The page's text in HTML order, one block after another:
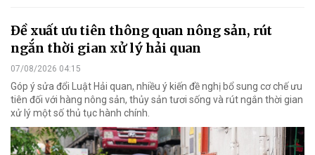
Đề xuất ưu tiên thông quan nông sản, rút
ngắn thời gian xử lý hải quan
07/08/2026 04:15
Góp ý sửa đổi Luật Hải quan, nhiều ý kiến đề nghị bổ sung cơ chế ưu
tiên đối với hàng nông sản, thủy sản tươi sống và rút ngắn thời gian
xử lý một số thủ tục hành chính.